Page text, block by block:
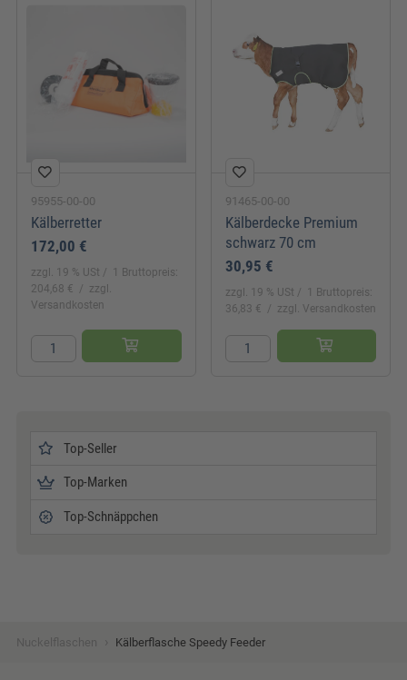
95955-00-00
Kälberretter
172,00 €
zzgl. 19 % USt
1 Bruttopreis:
204,68 €
zzgl.
Versandkosten
91465-00-00
Kälberdecke Premium
schwarz 70 cm
30,95 €
zzgl. 19 % USt
1 Bruttopreis:
36,83 €
zzgl. Versandkosten
Top-Seller
Top-Marken
Top-Schnäppchen
Nuckelflaschen Kälberflasche Speedy Feeder